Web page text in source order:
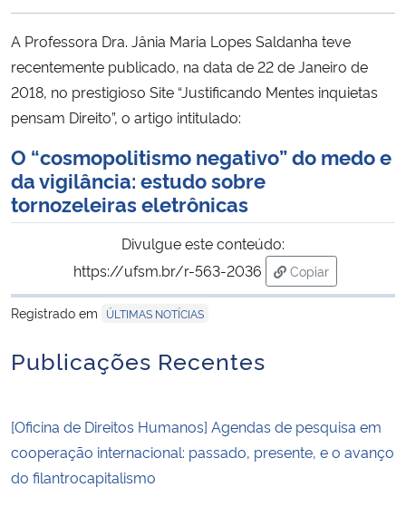
Ministério da Cidadania
Ministério da Saúde
Ministério de Minas e Energia
Ministério da Ciência, Tecnologia, Inovações e Comunicações
Ministério do Meio Ambiente
Controladoria-Geral da União
Secretaria-Geral
A Professora Dra. Jânia Maria Lopes Saldanha teve
recentemente publicado, na data de 22 de Janeiro de
2018, no prestigioso Site “Justificando Mentes inquietas
pensam Direito”, o artigo intitulado:
O “cosmopolitismo negativo” do medo e
da vigilância: estudo sobre
tornozeleiras eletrônicas
Divulgue este conteúdo:
https://ufsm.br/r-563-2036
Copiar
para área de
Registrado em
ÚLTIMAS NOTÍCIAS
Publicações Recentes
[Oficina de Direitos Humanos] Agendas de pesquisa em
cooperação internacional: passado, presente, e o avanço
do filantrocapitalismo